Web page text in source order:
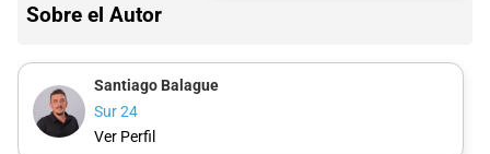
Sobre el Autor
Santiago Balague
Sur 24
Ver Perfil